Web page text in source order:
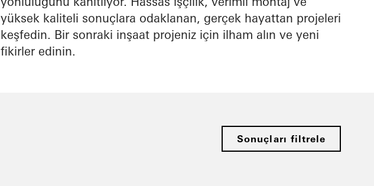
yüksek kaliteli sonuçlara odaklanan, gerçek hayattan projeleri
keşfedin. Bir sonraki inşaat projeniz için ilham alın ve yeni
fikirler edinin.
Sonuçları filtrele